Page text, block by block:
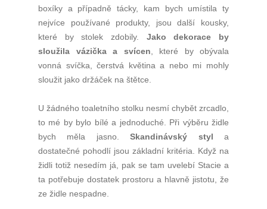
boxíky a případně tácky, kam bych umístila ty
nejvíce používané produkty, jsou další kousky,
které by stolek zdobily. Jako dekorace by
sloužila vázička a svícen, které by obývala
vonná svíčka, čerstvá květina a nebo mi mohly
sloužit jako držáček na štětce.
U žádného toaletního stolku nesmí chybět zrcadlo,
to mé by bylo bílé a jednoduché. Při výběru židle
bych měla jasno.Skandinávský styl a
dostatečné pohodlí jsou základní kritéria. Když na
židli totiž nesedím já, pak se tam uvelebí Stacie a
ta potřebuje dostatek prostoru a hlavně jistotu, že
ze židle nespadne.